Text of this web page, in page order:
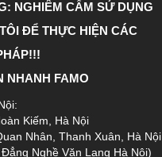
NGHIÊM CẤM SỬ DỤNG
ĐỂ THỰC HIỆN CÁC
NHANH FAMO
Kiếm, Hà Nội
Nhân, Thanh Xuân, Hà Nội
Nghề Văn Lang Hà Nội)